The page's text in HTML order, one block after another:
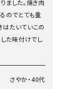
ました。焼き肉
のでとても重
たいていこの
した味付けでし
さやか・40代